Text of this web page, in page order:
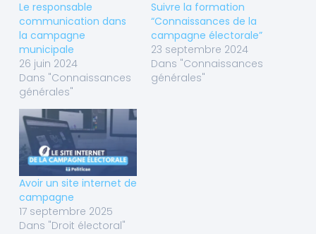
Le responsable
communication dans
la campagne
municipale
26 juin 2024
Dans "Connaissances
générales"
Suivre la formation
“Connaissances de la
campagne électorale”
23 septembre 2024
Dans "Connaissances
générales"
Avoir un site internet de
campagne
17 septembre 2025
Dans "Droit électoral"